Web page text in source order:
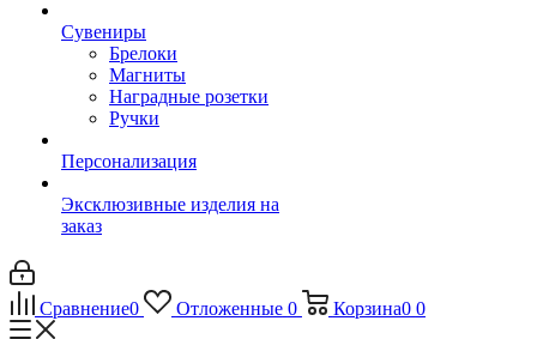
Сувениры
Брелоки
Магниты
Наградные розетки
Ручки
Персонализация
Эксклюзивные изделия на
заказ
Сравнение0 Отложенные 0 Корзина0 0